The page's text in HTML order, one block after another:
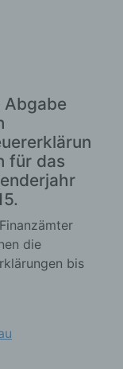
Abgabe
für das
die
bis